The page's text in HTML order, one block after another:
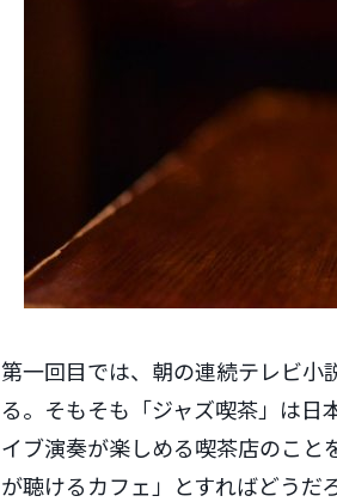
第一回目では、朝の連続テレビ小
る。そもそも「ジャズ喫茶」は日
イブ演奏が楽しめる喫茶店のこと
が聴けるカフェ」とすればどうだ